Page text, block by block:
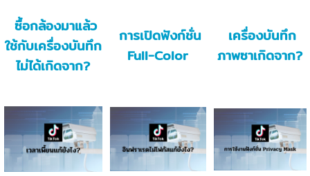
ซื้อกล้องมาแล้ว
ใช้กับเครื่องบันทึก
ไม่ได้เกิดจาก?
การเปิดฟังก์ชั่น
Full-Color
เครื่องบันทึก
ภาพซาเกิดจาก?